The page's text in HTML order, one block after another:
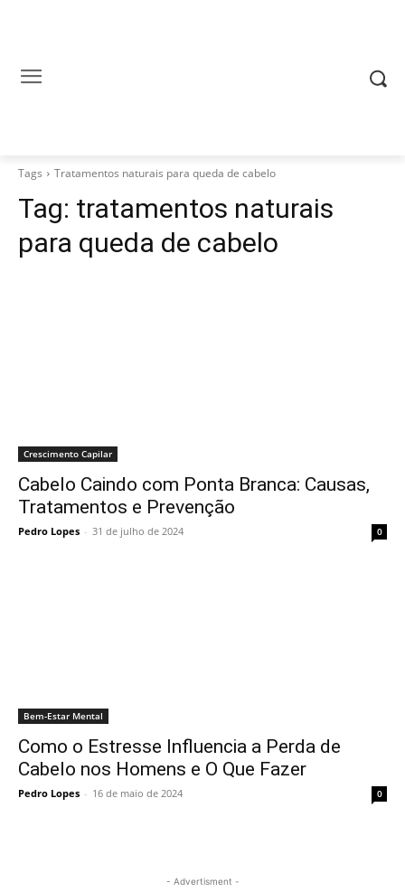
Tags Tratamentos naturais para queda de cabelo
Tag: tratamentos naturais
para queda de cabelo
Crescimento Capilar
Cabelo Caindo com Ponta Branca: Causas,
Tratamentos e Prevenção
Pedro Lopes - 31 de julho de 2024 0
Bem-Estar Mental
Como o Estresse Influencia a Perda de
Cabelo nos Homens e O Que Fazer
Pedro Lopes - 16 de maio de 2024 0
- Advertisment -